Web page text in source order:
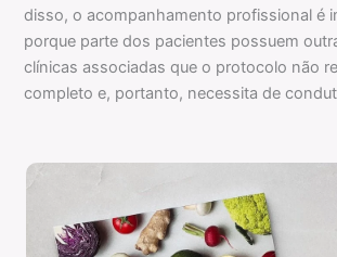
disso, o acompanhamento profissional é
porque parte dos pacientes possuem
clínicas associadas que o protocolo não
completo e, portanto, necessita de